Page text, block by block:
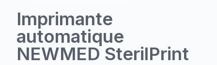
Imprimante
automatique
NEWMED SterilPrint